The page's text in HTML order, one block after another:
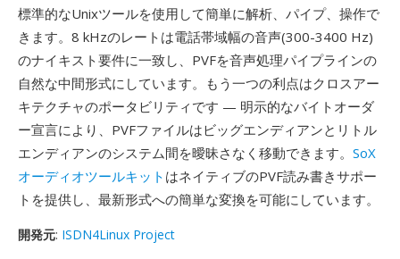
標準的なUnixツールを使用して簡単に解析、パイプ、操作で
きます。8 kHzのレートは電話帯域幅の音声(300-3400 Hz)
のナイキスト要件に一致し、PVFを音声処理パイプラインの
自然な中間形式にしています。もう一つの利点はクロスアー
キテクチャのポータビリティです — 明示的なバイトオーダ
ー宣言により、PVFファイルはビッグエンディアンとリトル
エンディアンのシステム間を曖昧さなく移動できます。 SoX
オーディオツールキット はネイティブのPVF読み書きサポー
トを提供し、最新形式への簡単な変換を可能にしています。
開発元: ISDN4Linux Project